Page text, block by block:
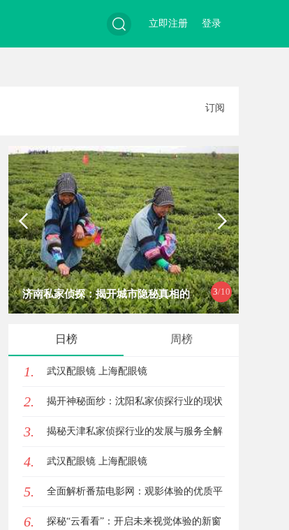
索
登录
立即注册
订阅
3/10
济南私家侦探：揭开城市隐秘真相的
日榜 周榜
1. 武汉配眼镜 上海配眼镜
2. 揭开神秘面纱：沈阳私家侦探行业的现状
与发展
3. 揭秘天津私家侦探行业的发展与服务全解
析
4. 武汉配眼镜 上海配眼镜
5. 全面解析番茄电影网：观影体验的优质平
台选择
6. 探秘“云看看”：开启未来视觉体验的新窗